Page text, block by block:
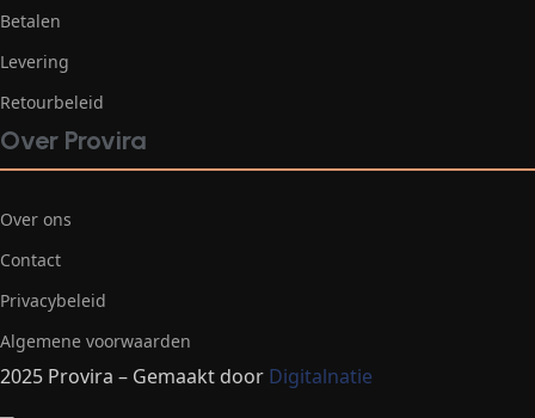
Betalen
Levering
Retourbeleid
Over Provira
Over ons
Contact
Privacybeleid
Algemene voorwaarden
2025 Provira – Gemaakt door Digitalnatie